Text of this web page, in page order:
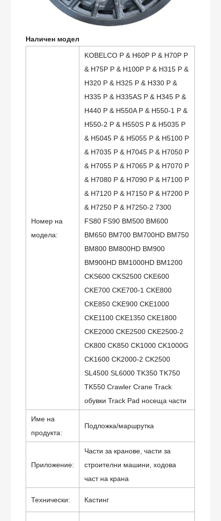
Наличен модел
Номер на
модела:
KOBELCO P & H60P P & H70P P
& H75P P & H100P P & H315 P &
H320 P & H325 P & H330 P &
H335 P & H335AS P & H345 P &
H440 P & H550A P & H550-1 P &
H550-2 P & H550S P & H5035 P
& H5045 P & H5055 P & Н5100 P
& H7035 P & H7045 P & H7050 P
& H7055 P & H7065 P & H7070 P
& H7080 P & H7090 P & H7100 P
& H7120 P & H7150 P & H7200 P
& H7250 P & H7250-2 7300
FS80 FS90 BM500 BM600
BM650 BM700 BM700HD BM750
BM800 BM800HD BM900
BM900HD BM1000HD BM1200
CKS600 CKS2500 CKE600
CKE700 CKE700-1 CKE800
CKE850 CKE900 CKE1000
CKE1100 CKE1350 CKE1800
CKE2000 CKE2500 CKE2500-2
CK800 CK850 CK1000 CK1000G
CK1600 CK2000-2 CK2500
SL4500 SL6000 TK350 TK750
TK550 Crawler Crane Track
обувки Track Pad носеща части
Име на
продукта:
Подложка/маршрутка
Приложение:
Части за кранове, части за
строителни машини, ходова
част на крана
Технически: Кастинг